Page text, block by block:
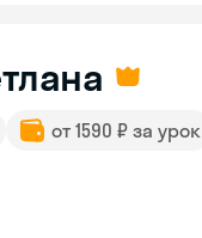
от 1590 ₽ за урок